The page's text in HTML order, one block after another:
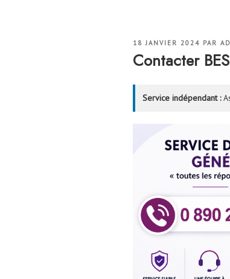
PUBLIÉ
18 JANVIER 2024 PAR
Contacter
Service indépendant :